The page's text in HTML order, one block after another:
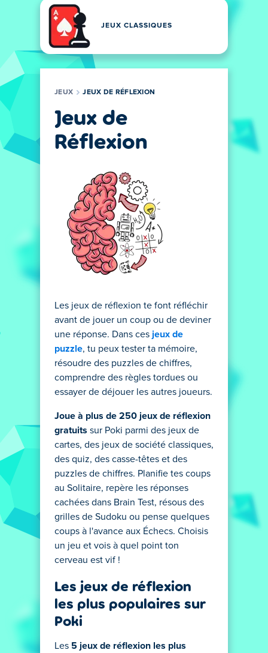
JEUX CLASSIQUES
JEUX JEUX DE RÉFLEXION
Jeux de
Réflexion
Les jeux de réflexion te font réfléchir
avant de jouer un coup ou de deviner
une réponse. Dans ces jeux de
puzzle, tu peux tester ta mémoire,
résoudre des puzzles de chiffres,
comprendre des règles tordues ou
essayer de déjouer les autres joueurs.
Joue à plus de 250 jeux de réflexion
gratuits sur Poki parmi des jeux de
cartes, des jeux de société classiques,
des quiz, des casse-têtes et des
puzzles de chiffres. Planifie tes coups
au Solitaire, repère les réponses
cachées dans Brain Test, résous des
grilles de Sudoku ou pense quelques
coups à l'avance aux Échecs. Choisis
un jeu et vois à quel point ton
cerveau est vif !
Les jeux de réflexion
les plus populaires sur
Poki
Les 5 jeux de réflexion les plus